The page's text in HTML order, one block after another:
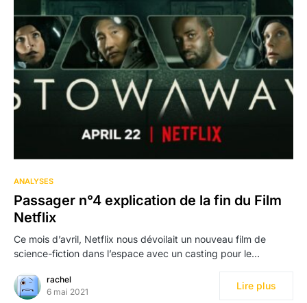
ANALYSES
Passager n°4 explication de la fin du Film
Netflix
Ce mois d’avril, Netflix nous dévoilait un nouveau film de
science-fiction dans l’espace avec un casting pour le…
rachel
6 mai 2021
Lire plus